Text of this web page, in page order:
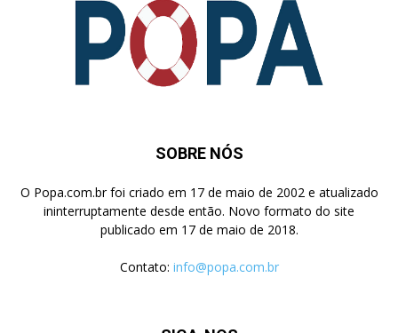
SOBRE NÓS
O Popa.com.br foi criado em 17 de maio de 2002 e atualizado
ininterruptamente desde então. Novo formato do site
publicado em 17 de maio de 2018.
Contato: info@popa.com.br